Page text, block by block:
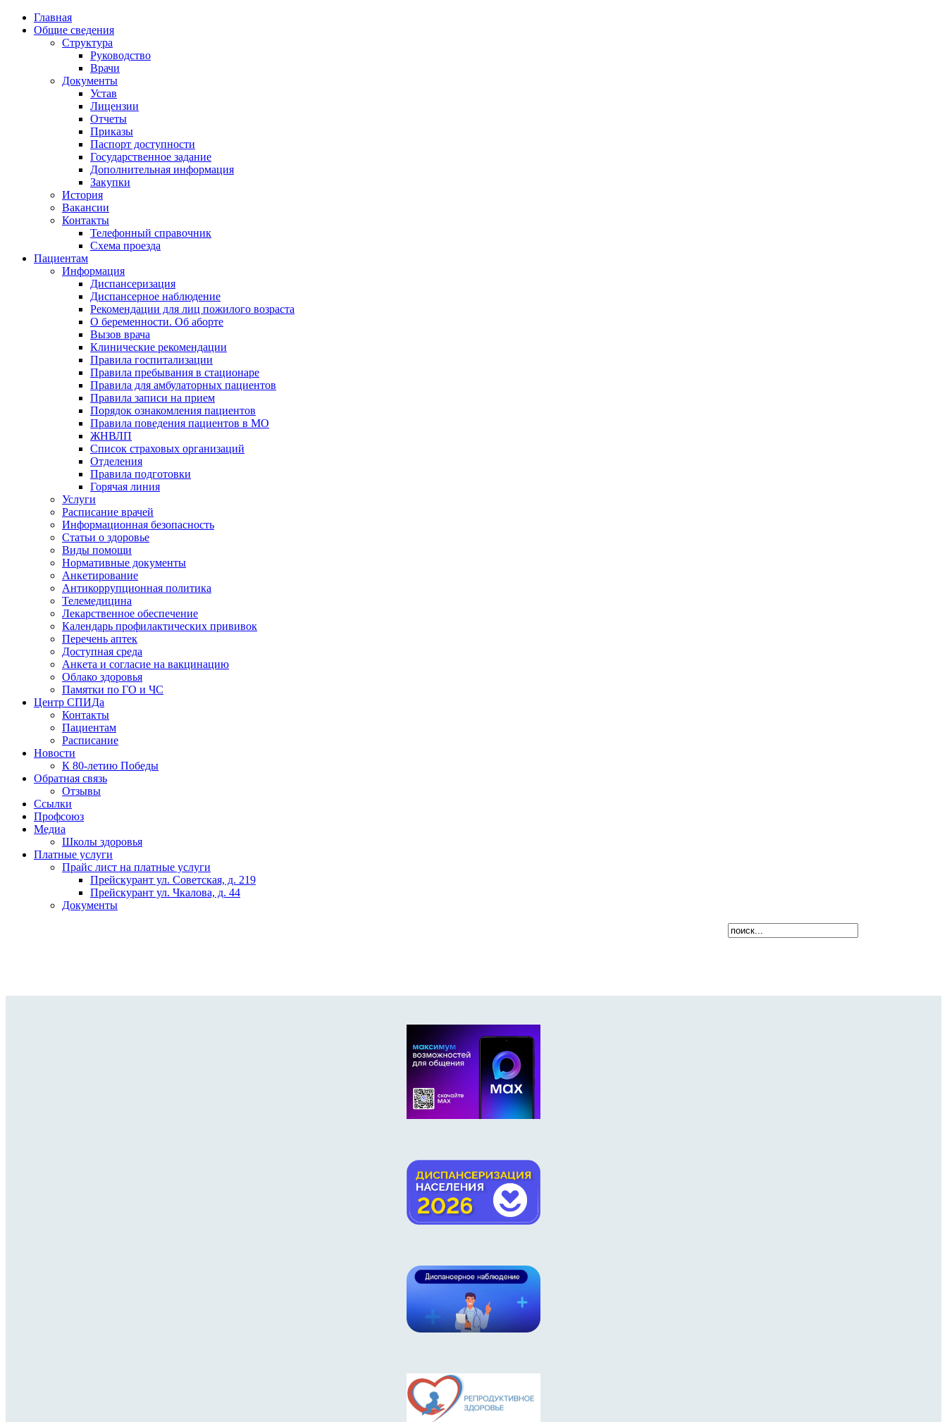
Главная
Общие сведения
Структура
Руководство
Врачи
Документы
Устав
Лицензии
Отчеты
Приказы
Паспорт доступности
Государственное задание
Дополнительная информация
Закупки
История
Вакансии
Контакты
Телефонный справочник
Схема проезда
Пациентам
Информация
Диспансеризация
Диспансерное наблюдение
Рекомендации для лиц пожилого возраста
О беременности. Об аборте
Вызов врача
Клинические рекомендации
Правила госпитализации
Правила пребывания в стационаре
Правила для амбулаторных пациентов
Правила записи на прием
Порядок ознакомления пациентов
Правила поведения пациентов в МО
ЖНВЛП
Список страховых организаций
Отделения
Правила подготовки
Горячая линия
Услуги
Расписание врачей
Информационная безопасность
Статьи о здоровье
Виды помощи
Нормативные документы
Анкетирование
Антикоррупционная политика
Телемедицина
Лекарственное обеспечение
Календарь профилактических прививок
Перечень аптек
Доступная среда
Анкета и согласие на вакцинацию
Облако здоровья
Памятки по ГО и ЧС
Центр СПИДа
Контакты
Пациентам
Расписание
Новости
К 80-летию Победы
Обратная связь
Отзывы
Ссылки
Профсоюз
Медиа
Школы здоровья
Платные услуги
Прайс лист на платные услуги
Прейскурант ул. Советская, д. 219
Прейскурант ул. Чкалова, д. 44
Документы